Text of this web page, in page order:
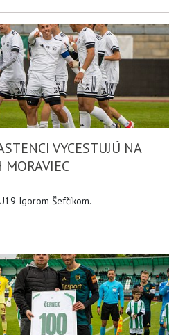
VYCESTUJÚ NA
MORAVIEC
Igorom Šefčíkom.